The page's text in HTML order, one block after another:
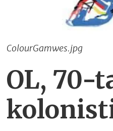
ColourGamwes.jpg
OL, 70-